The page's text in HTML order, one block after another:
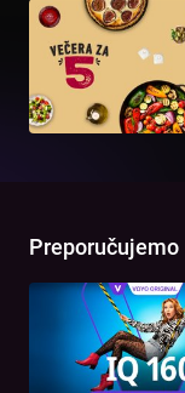
Preporučujemo